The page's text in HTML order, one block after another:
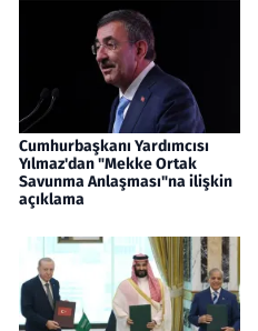
Cumhurbaşkanı Yardımcısı
Yılmaz'dan "Mekke Ortak
Savunma Anlaşması"na ilişkin
açıklama